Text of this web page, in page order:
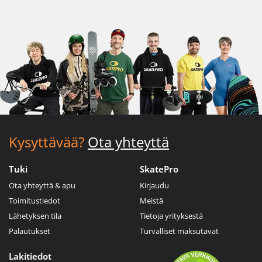
Kysyttävää? Ota yhteyttä
Tuki
Ota yhteyttä & apu
Toimitustiedot
Lähetyksen tila
Palautukset
SkatePro
Kirjaudu
Meistä
Tietoja yrityksestä
Turvalliset maksutavat
Lakitiedot